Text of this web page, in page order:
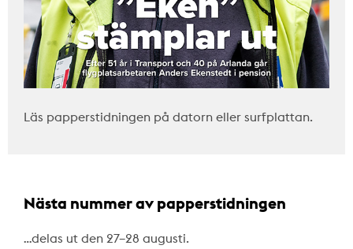
Läs papperstidningen på datorn eller surfplattan.
Nästa nummer av papperstidningen
…delas ut den 27–28 augusti.